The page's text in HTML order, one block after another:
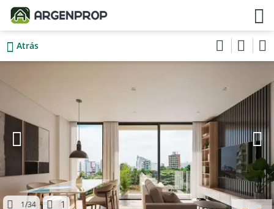
Atrás
1/34 1